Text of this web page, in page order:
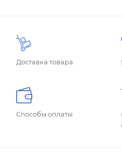
Доставка товара
Способы оплаты